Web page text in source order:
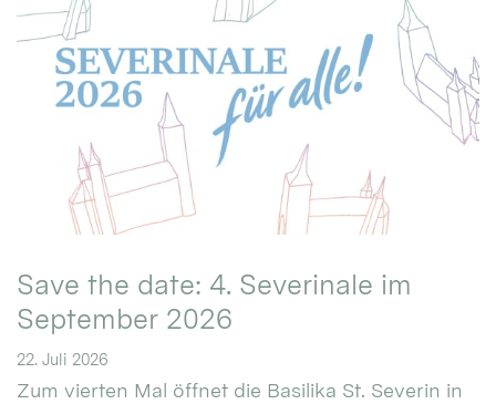
Save the date: 4. Severinale im
September 2026
22. Juli 2026
Zum vierten Mal öffnet die Basilika St. Severin in